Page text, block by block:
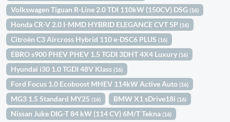
Volkswagen Tiguan R-Line 2.0 TDI 110kW (150CV) DSG(16)
Honda CR-V 2.0 I-MMD HYBRID ELEGANCE CVT 5P(16)
Citroën C3 Aircross Hybrid 110 e-DSC6 PLUS(16)
EBRO s900 PHEV PHEV 1.5 TGDI 3DHT 4X4 Luxury(16)
Hyundai i30 1.0 TGDI 48V Klass(16)
Ford Focus 1.0 Ecoboost MHEV 114kW Active Auto(16)
MG3 1.5 Standard MY25(16) BMW X1 sDrive18i(16)
Nissan Juke DIG-T 84 kW (114 CV) 6M/T Tekna(16)